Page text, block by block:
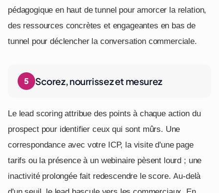
pédagogique en haut de tunnel pour amorcer la relation,
des ressources concrètes et engageantes en bas de
tunnel pour déclencher la conversation commerciale.
Scorez, nourrissez et mesurez
Le lead scoring attribue des points à chaque action du
prospect pour identifier ceux qui sont mûrs. Une
correspondance avec votre ICP, la visite d'une page
tarifs ou la présence à un webinaire pèsent lourd ; une
inactivité prolongée fait redescendre le score. Au-delà